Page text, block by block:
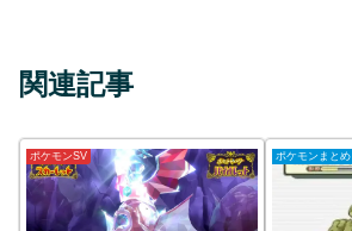
関連記事
ポケモンSV ポケモンまとめ